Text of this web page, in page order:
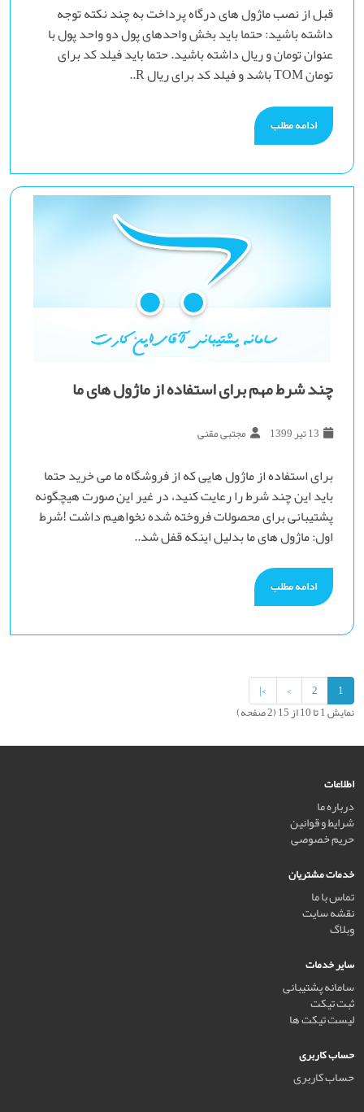
قبل از نصب ماژول های درگاه پرداخت به چند نکته توجه
داشته باشید: حتما باید بخش واحدهای پول دو واحد پول با
عنوان تومان و ریال داشته باشید. حتما باید فیلد کد برای
تومان TOM باشد و فیلد کد برای ریال R..
ادامه مطلب
چند شرط مهم برای استفاده از ماژول های ما
13 تیر 1399 مجتبی مقنی
برای استفاده از ماژول هایی که از فروشگاه ما می خرید حتما
باید این چند شرط را رعایت کنید، در غیر این صورت هیچگونه
پشتیبانی برای محصولات فروخته شده نخواهیم داشت !شرط
اول: ماژول های ما بدلیل اینکه قفل شد..
ادامه مطلب
1
2
>
>|
نمایش 1 تا 10 از 15 (2 صفحه)
اطلاعات
درباره ما
شرایط و قوانین
حریم خصوصی
خدمات مشتریان
تماس با ما
نقشه سایت
وبلاگ
سایر خدمات
سامانه پشتیبانی
ثبت تیکت
لیست تیکت ها
حساب کاربری
حساب کاربری